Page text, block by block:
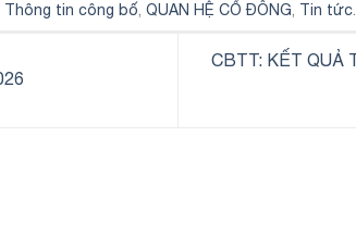
Thông tin công bố QUAN HỆ CỔ ĐÔNG Tin tức
CBTT: KẾT QUẢ